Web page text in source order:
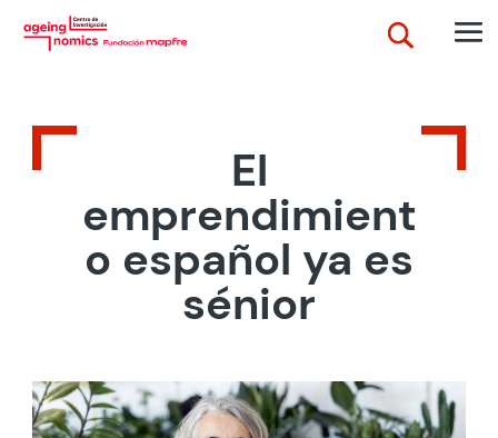
El
emprendimient
o español ya es
sénior